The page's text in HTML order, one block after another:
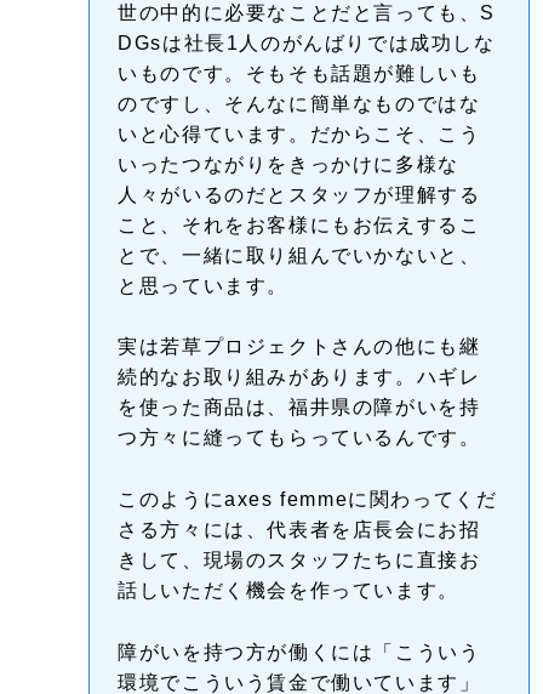
世の中的に必要なことだと言っても、S
DGsは社長1人のがんばりでは成功しな
いものです。そもそも話題が難しいも
のですし、そんなに簡単なものではな
いと心得ています。だからこそ、こう
いったつながりをきっかけに多様な
人々がいるのだとスタッフが理解する
こと、それをお客様にもお伝えするこ
とで、一緒に取り組んでいかないと、
と思っています。
実は若草プロジェクトさんの他にも継
続的なお取り組みがあります。ハギレ
を使った商品は、福井県の障がいを持
つ方々に縫ってもらっているんです。
このようにaxes femmeに関わってくだ
さる方々には、代表者を店長会にお招
きして、現場のスタッフたちに直接お
話しいただく機会を作っています。
障がいを持つ方が働くには「こういう
環境でこういう賃金で働いています」